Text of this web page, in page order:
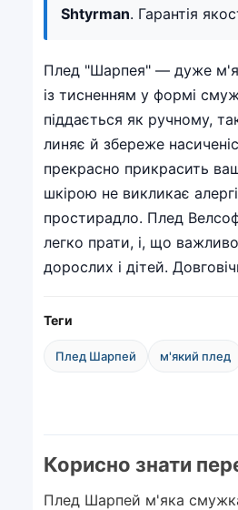
Shtyrman. Гарантія
Плед "Шарпея" — дуже
із тисненням у формі
піддається як ручному,
линяє й збереже
прекрасно прикрасить
шкірою не викликає
простирадло. Плед
легко прати, і, що
дорослих і дітей.
Теги
Плед Шарпей м'який плед
Корисно знати
Плед Шарпей м'яка